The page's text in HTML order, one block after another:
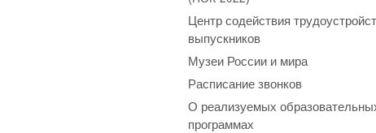
Центр содействия
выпускников
Музеи России и мира
Расписание звонков
О реализуемых
программах